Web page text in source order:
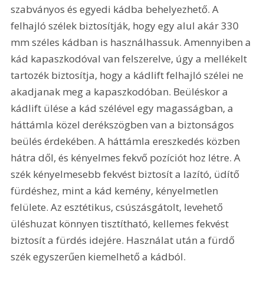
szabványos és egyedi kádba behelyezhető. A
felhajló szélek biztosítják, hogy egy alul akár 330
mm széles kádban is használhassuk. Amennyiben a
kád kapaszkodóval van felszerelve, úgy a mellékelt
tartozék biztosítja, hogy a kádlift felhajló szélei ne
akadjanak meg a kapaszkodóban. Beüléskor a
kádlift ülése a kád szélével egy magasságban, a
háttámla közel derékszögben van a biztonságos
beülés érdekében. A háttámla ereszkedés közben
hátra dől, és kényelmes fekvő pozíciót hoz létre. A
szék kényelmesebb fekvést biztosít a lazító, üdítő
fürdéshez, mint a kád kemény, kényelmetlen
felülete. Az esztétikus, csúszásgátolt, levehető
üléshuzat könnyen tisztítható, kellemes fekvést
biztosít a fürdés idejére. Használat után a fürdő
szék egyszerűen kiemelhető a kádból.